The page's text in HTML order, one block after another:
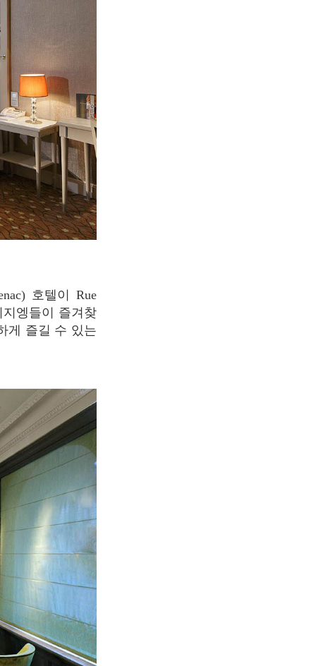
지엥들이 즐겨찾
게 즐길 수 있는